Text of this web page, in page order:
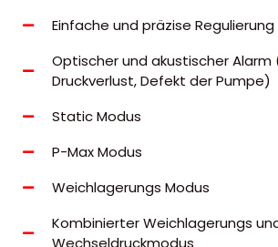
Einfache und präzise
Optischer und akustischer Alarm
Druckverlust, Defekt der Pumpe)
Static Modus
P-Max Modus
Weichlagerungs Modus
Kombinierter Weichlagerungs
Wechseldruckmodus